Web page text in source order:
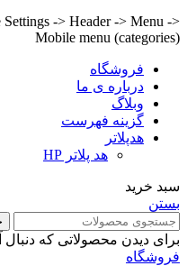
Settings -> Header -> Menu ->
Mobile menu (categories)
فروشگاه
درباره ی ما
وبلاگ
گزینه فهرست
هدپلاتر
هد پلاتر HP
سبد خرید
بستن
برای دیدن محصولاتی که دنبال
فروشگاه